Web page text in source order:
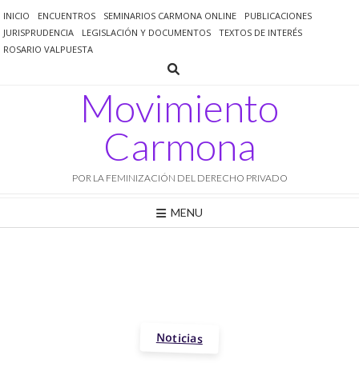
al
contenido
INICIO ENCUENTROS SEMINARIOS CARMONA ONLINE
PUBLICACIONES
JURISPRUDENCIA
LEGISLACIÓN Y DOCUMENTOS
TEXTOS DE INTERÉS
ROSARIO VALPUESTA
Movimiento
Carmona
POR LA FEMINIZACIÓN DEL DERECHO PRIVADO
MENU
Noticias